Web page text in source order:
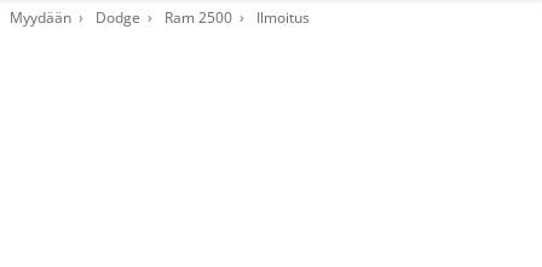
Myydään Dodge Ram 2500 Ilmoitus